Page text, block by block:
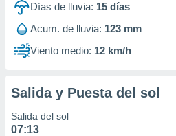
de
1199
Días de lluvia: 15 días
Acum. de lluvia: 123 mm
Viento medio: 12 km/h
Salida y Puesta del sol
Salida del sol
07:13